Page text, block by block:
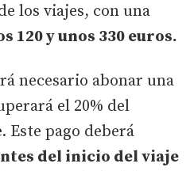
los viajes, con una
120 y unos 330 euros.
necesario abonar una
el 20% del
pago deberá
del inicio del viaje